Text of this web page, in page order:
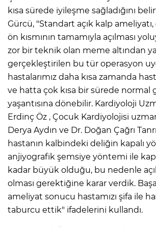
kısa sürede iyileşme sağladığını
Gürcü, "Standart açık kalp
ön kısmının tamamıyla açılması
zor bir teknik olan meme altından
gerçekleştirilen bu tür operasyon
hastalarımız daha kısa zamanda
ve hatta çok kısa bir sürede normal
yaşantısına dönebilir. Kardiyoloji
Erdinç Öz , Çocuk Kardiyolojisi
Derya Aydın ve Dr. Doğan Çağrı
hastanın kalbindeki deliğin kapalı
anjiyografik şemsiye yöntemi ile
kadar büyük olduğu, bu nedenle
olması gerektiğine karar verdik.
ameliyat sonucu hastamızı şifa ile
taburcu ettik" ifadelerini kullandı.